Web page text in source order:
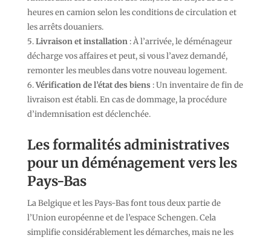
heures en camion selon les conditions de circulation et
les arrêts douaniers.
Livraison et installation: À l’arrivée, le déménageur
décharge vos affaires et peut, si vous l’avez demandé,
remonter les meubles dans votre nouveau logement.
Vérification de l’état des biens : Un inventaire de fin de
livraison est établi. En cas de dommage, la procédure
d’indemnisation est déclenchée.
Les formalités administratives
pour un déménagement vers les
Pays-Bas
La Belgique et les Pays-Bas font tous deux partie de
l’Union européenne et de l’espace Schengen. Cela
simplifie considérablement les démarches, mais ne les